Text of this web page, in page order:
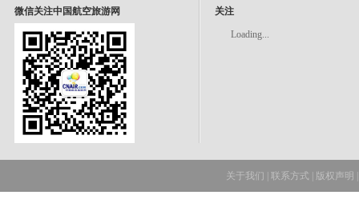
微信关注中国航空旅游网 关注
Loading...
关于我们 联系方式 版权声明